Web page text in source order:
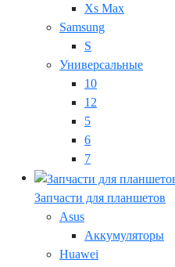
Xs Max
Samsung
S
Универсальные
10
12
5
6
7
Запчасти для планшетов
Asus
Аккумуляторы
Huawei